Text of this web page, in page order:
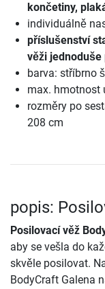
končetiny,
individuálně
příslušenství
věži
barva: stříbrno
max. hmotnost
rozměry po
208 cm
popis:
Posilovací věž
aby se vešla do
skvěle posilovat.
BodyCraft Galena